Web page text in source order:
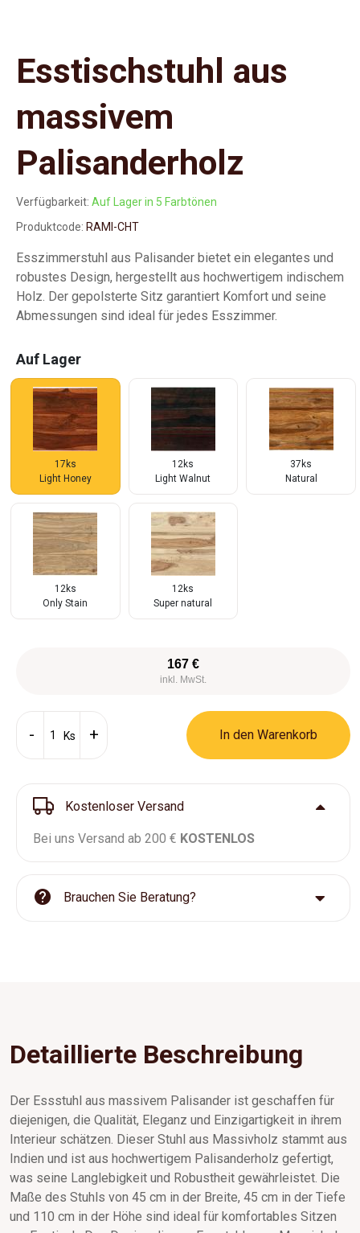
Esstischstuhl aus
massivem
Palisanderholz
Verfügbarkeit: Auf Lager in 5 Farbtönen
Produktcode: RAMI-CHT
Esszimmerstuhl aus Palisander bietet ein elegantes und
robustes Design, hergestellt aus hochwertigem indischem
Holz. Der gepolsterte Sitz garantiert Komfort und seine
Abmessungen sind ideal für jedes Esszimmer.
Auf Lager
17ks
Light Honey
12ks
Light Walnut
37ks
Natural
12ks
Only Stain
12ks
Super natural
167 €
inkl. MwSt.
Ks In den Warenkorb
Kostenloser Versand
Bei uns Versand ab 200 € KOSTENLOS
Brauchen Sie Beratung?
Detaillierte Beschreibung
Der Essstuhl aus massivem Palisander ist geschaffen für
diejenigen, die Qualität, Eleganz und Einzigartigkeit in ihrem
Interieur schätzen. Dieser Stuhl aus Massivholz stammt aus
Indien und ist aus hochwertigem Palisanderholz gefertigt,
was seine Langlebigkeit und Robustheit gewährleistet. Die
Maße des Stuhls von 45 cm in der Breite, 45 cm in der Tiefe
und 110 cm in der Höhe sind ideal für komfortables Sitzen